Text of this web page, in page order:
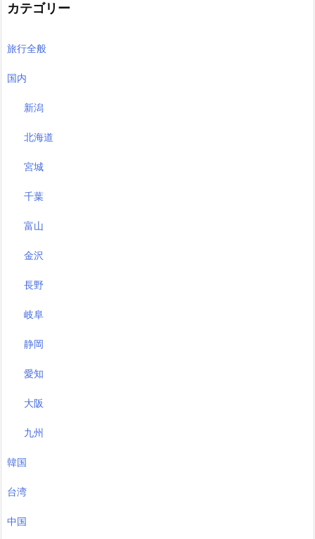
カテゴリー
旅行全般
国内
新潟
北海道
宮城
千葉
富山
金沢
長野
岐阜
静岡
愛知
大阪
九州
韓国
台湾
中国